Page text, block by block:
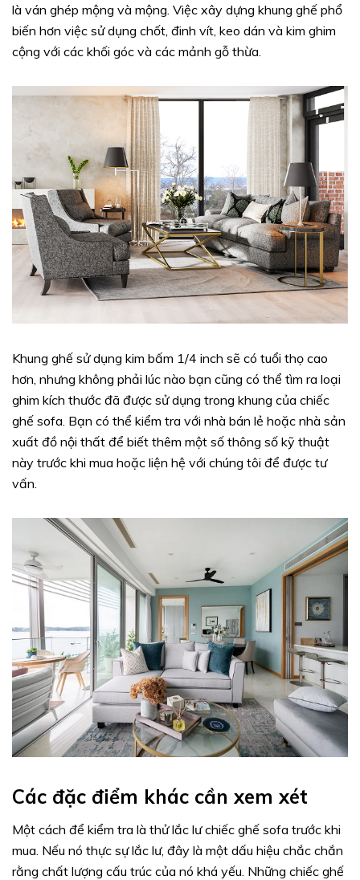
là ván ghép mộng và mộng. Việc xây dựng khung ghế phổ
biến hơn việc sử dụng chốt, đinh vít, keo dán và kim ghim
cộng với các khối góc và các mảnh gỗ thừa.
Khung ghế sử dụng kim bấm 1/4 inch sẽ có tuổi thọ cao
hơn, nhưng không phải lúc nào bạn cũng có thể tìm ra loại
ghim kích thước đã được sử dụng trong khung của chiếc
ghế sofa. Bạn có thể kiểm tra với nhà bán lẻ hoặc nhà sản
xuất đồ nội thất để biết thêm một số thông số kỹ thuật
này trước khi mua hoặc liện hệ với chúng tôi để được tư
vấn.
Các đặc điểm khác cần xem xét
Một cách để kiểm tra là thử lắc lư chiếc ghế sofa trước khi
mua. Nếu nó thực sự lắc lư, đây là một dấu hiệu chắc chắn
rằng chất lượng cấu trúc của nó khá yếu. Những chiếc ghế